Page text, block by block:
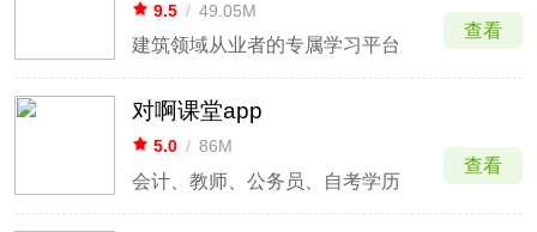
9.5 / 49.05M
建筑领域从业者的专属学习平台
查看
对啊课堂app
5.0 / 86M
会计、教师、公务员、自考学历
查看